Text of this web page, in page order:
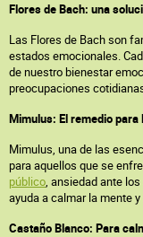
Flores de Bach: una
Las Flores de Bach son
estados emocionales.
de nuestro bienestar
preocupaciones
Mimulus: El remedio
Mimulus, una de las
para aquellos que se
público, ansiedad ante
ayuda a calmar la mente
Castaño Blanco: Para